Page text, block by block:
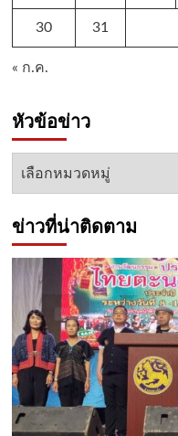
30 31
« ก.ค.
หัวข้อข่าว
หัวข้อ
ข่าวที่น่าติดตาม